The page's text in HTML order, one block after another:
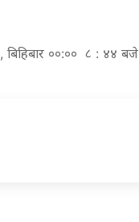
बिहिबार ००:०० ८ : ४४ बजे